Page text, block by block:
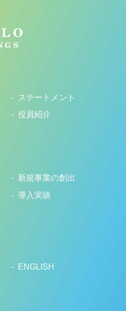
ステートメント
役員紹介
新規事業の創出
導入実績
ENGLISH